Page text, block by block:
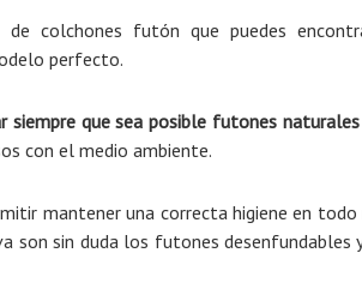
colchones futón que puedes
perfecto.
que sea posible futones naturales
con el medio ambiente.
mantener una correcta higiene en
sin duda los futones desenfundables